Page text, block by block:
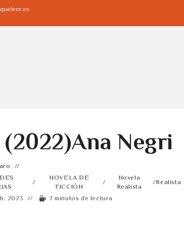
Negri
/
NOVELA DE
FICCIÓN
/
Novela
Realista
/Realista
2023 7 minutos de lectura